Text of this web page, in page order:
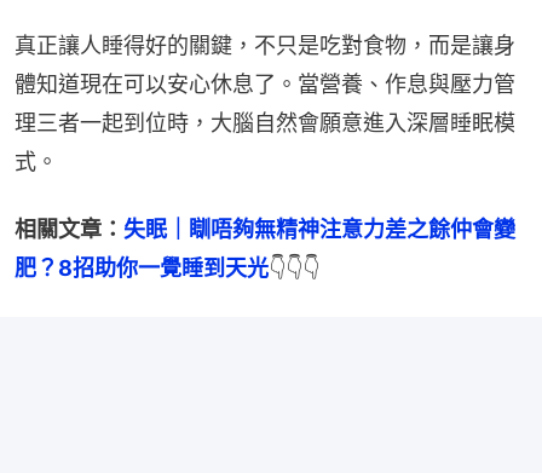
真正讓人睡得好的關鍵，不只是吃對食物，而是讓身
體知道現在可以安心休息了。當營養、作息與壓力管
理三者一起到位時，大腦自然會願意進入深層睡眠模
式。
相關文章： 失眠｜瞓唔夠無精神注意力差之餘仲會變
肥？8招助你一覺睡到天光👇👇👇